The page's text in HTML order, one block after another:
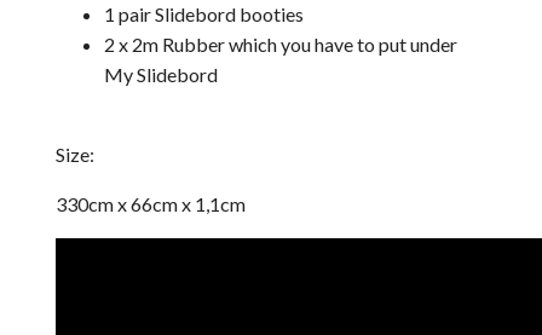
1 pair Slidebord booties
2 x 2m Rubber which you have to put under
My Slidebord
Size:
330cm x 66cm x 1,1cm